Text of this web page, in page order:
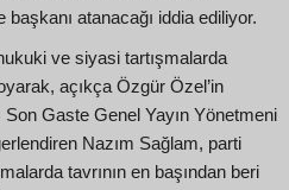
başkanı atanacağı iddia ediliyor.
ve siyasi tartışmalarda
açıkça Özgür Özel’in
Gaste Genel Yayın Yönetmeni
Nazım Sağlam, parti
tavrının en başından beri